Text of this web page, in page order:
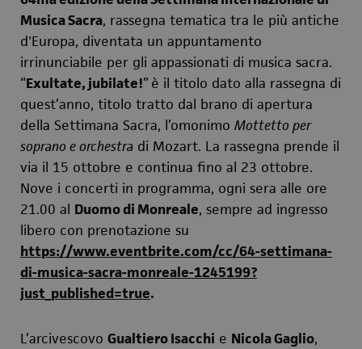
Musica Sacra, rassegna tematica tra le più antiche
d'Europa, diventata un appuntamento
irrinunciabile per gli appassionati di musica sacra.
“Exultate, jubilate!” è il titolo dato alla rassegna di
quest’anno, titolo tratto dal brano di apertura
della Settimana Sacra, l’omonimo Mottetto per
soprano e orchestra di Mozart. La rassegna prende il
via il 15 ottobre e continua fino al 23 ottobre.
Nove i concerti in programma, ogni sera alle ore
21.00 al Duomo di Monreale, sempre ad ingresso
libero con prenotazione su
https://www.eventbrite.com/cc/64-settimana-
di-musica-sacra-monreale-1245199?
just_published=true.
L’arcivescovo Gualtiero Isacchi e Nicola Gaglio,